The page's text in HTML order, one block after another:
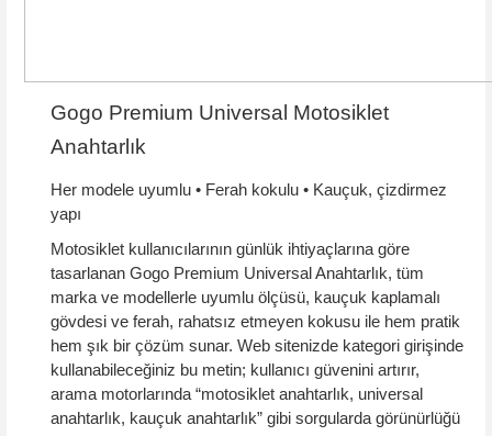
Gogo Premium Universal Motosiklet
Anahtarlık
Her modele uyumlu • Ferah kokulu • Kauçuk, çizdirmez
yapı
Motosiklet kullanıcılarının günlük ihtiyaçlarına göre
tasarlanan Gogo Premium Universal Anahtarlık, tüm
marka ve modellerle uyumlu ölçüsü, kauçuk kaplamalı
gövdesi ve ferah, rahatsız etmeyen kokusu ile hem pratik
hem şık bir çözüm sunar. Web sitenizde kategori girişinde
kullanabileceğiniz bu metin; kullanıcı güvenini artırır,
arama motorlarında “motosiklet anahtarlık, universal
anahtarlık, kauçuk anahtarlık” gibi sorgularda görünürlüğü